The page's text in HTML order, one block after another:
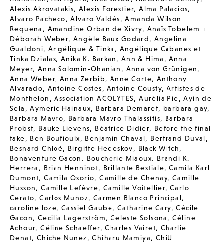
Alexis Akrovatakis,Alexis Forestier,Alma Palacios,
Alvaro Pacheco,Alvaro Valdés,Amanda Wilson
Requena , Amandine Orban de Xivry, Anaïs Tobelem +
Déborah Weber,Angèle Baux Godard,Angelina
Gualdoni,Angélique & Tinka , Angélique Cabanes et
Tinka Dzialas,Anika K. Barkan, Ann & Hima , Anna
Meyer, Anna Solomin-Ohanian , Anna von Grünigen,
Anna Weber, Anna Zerbib,Anne Corte, Anthony
Alvarado,Antoine Costes,Antoine Cousty, Artistes de
Monthelon ,Association ACOLYTES,Aurélia Pie,Ayin de
Sela ,Aymeric Hainaux, Barbara Demaret, barbara gay,
Barbara Mavro, Barbara Mavro Thalassitis, Barbara
Probst, Bauke Lievens, Béatrice Didier, Before the final
take, Ben Boufioulx, Benjamin Chaval, Bertrand Duval,
Besnard Chloé, Birgitte Hedeskov, Black Witch,
Bonaventure Gacon , Boucherie Miaoux, Brandi K.
Herrera , Brian Henninot, Brillante Bestiale,Camila Karl
Dumont,Camila Osorio,Camille de Chenay, Camille
Husson,Camille Lefèvre,Camille Voitellier,Carlo
Cerato,Carlos Muñoz, Carmen Blanco Principal,
caroline loze,Cassiel Gaube,Catharine Cary,Cécile
Gacon, Cecilia Lagerström, Celeste Solsona , Céline
Achour,Céline Schaeffer,Charles Vairet, Charlie
Denat, Chiche Nuñez ,Chiharu Mamiya, ChiU